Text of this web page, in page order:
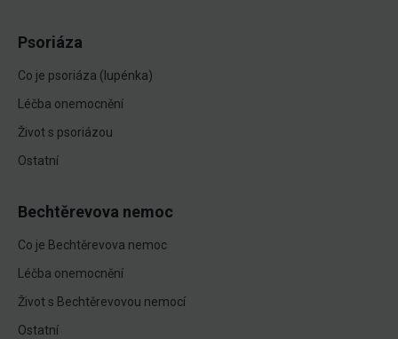
Psoriáza
Co je psoriáza (lupénka)
Léčba onemocnění
Život s psoriázou
Ostatní
Bechtěrevova nemoc
Co je Bechtěrevova nemoc
Léčba onemocnění
Život s Bechtěrevovou nemocí
Ostatní